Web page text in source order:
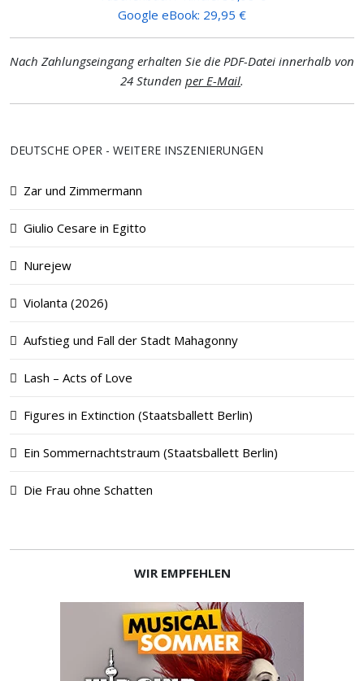
Google eBook: 29,95 €
Nach Zahlungseingang erhalten Sie die PDF-Datei innerhalb von
24 Stunden per E-Mail.
DEUTSCHE OPER - WEITERE INSZENIERUNGEN
Zar und Zimmermann
Giulio Cesare in Egitto
Nurejew
Violanta (2026)
Aufstieg und Fall der Stadt Mahagonny
Lash – Acts of Love
Figures in Extinction (Staatsballett Berlin)
Ein Sommernachtstraum (Staatsballett Berlin)
Die Frau ohne Schatten
WIR EMPFEHLEN